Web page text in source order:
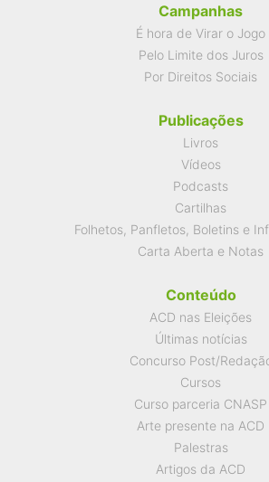
Campanhas
É hora de Virar o Jogo
Pelo Limite dos Juros
Por Direitos Sociais
Publicações
Livros
Vídeos
Podcasts
Cartilhas
Folhetos, Panfletos, Boletins e
Carta Aberta e Notas
Conteúdo
ACD nas Eleições
Últimas notícias
Concurso Post/
Cursos
Curso parceria CNASP
Arte presente na ACD
Palestras
Artigos da ACD